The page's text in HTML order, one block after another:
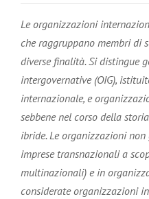
Le organizzazioni
che raggruppano membri di
diverse finalità. Si distingue
intergovernative (OIG),
internazionale, e
sebbene nel corso della
ibride. Le organizzazioni
imprese transnazionali a
multinazionali) e in
considerate organizzazioni